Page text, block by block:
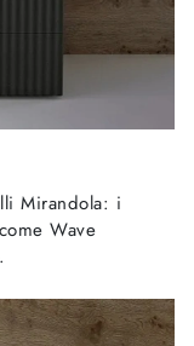
Mirandola: i
Wave